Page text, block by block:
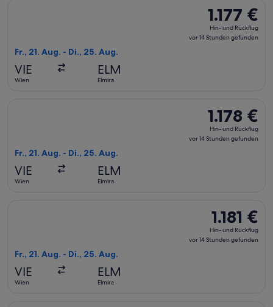
1.177 €
Hin-
und
1.177 €
Hin- und Rückflug
vor 14 Stunden gefunden
Fr., 21. Aug. - Di., 25. Aug.
VIE
Wien
ELM
Elmira
1.178 €
Hin-
und
1.178 €
Hin- und Rückflug
vor 14 Stunden gefunden
Fr., 21. Aug. - Di., 25. Aug.
VIE
Wien
ELM
Elmira
1.181 €
Hin-
und
1.181 €
Hin- und Rückflug
vor 14 Stunden gefunden
Fr., 21. Aug. - Di., 25. Aug.
VIE
Wien
ELM
Elmira